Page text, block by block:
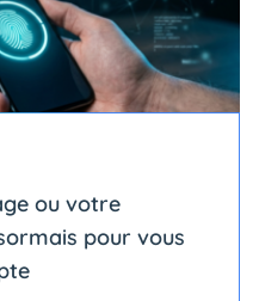
ou votre
pour vous